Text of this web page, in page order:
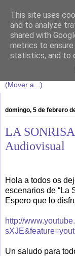
Oscar
Bienvenidos a
Que cada uno
domingo, 5 de febrero
LA
Audiovisual
Hola a todos os
escenarios de “La
Espero que lo
http://
Un saludo para
This site uses
and to analyze
shared with
metrics to
statistics, and to